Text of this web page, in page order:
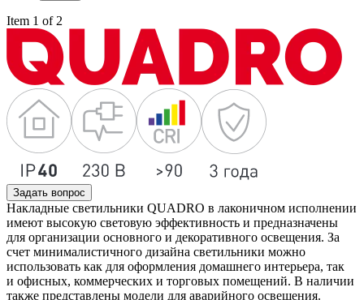
Item 1 of 2
Задать вопрос
Накладные светильники QUADRO в лаконичном исполнении
имеют высокую световую эффективность и предназначены
для организации основного и декоративного освещения. За
счет минималистичного дизайна светильники можно
использовать как для оформления домашнего интерьера, так
и офисных, коммерческих и торговых помещений. В наличии
также представлены модели для аварийного освещения.